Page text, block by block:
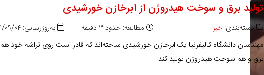
تولید برق و سوخت هیدروژن از ابرخازن خورشیدی
دسته‌بندی: خبر مطالعه: حدود ۳ دقیقه
به‌روزرسانی: ۱۳۹۶/۰۹/۰۴
مهندسان دانشگاه کالیفرنیا یک ابرخازن خورشیدی ساخته‌اند که قادر است روی تراشه خود هم
برق و هم سوخت هیدروژن تولید کند.